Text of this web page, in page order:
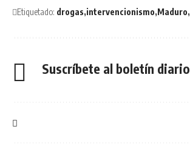
Etiquetado: drogas intervencionismo Maduro
Suscríbete al boletín diario